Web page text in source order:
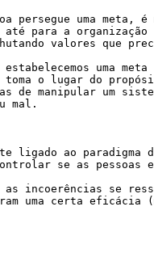
persegue uma meta,
para a organização
valores que
uma
o lugar do
de manipular um
mal.
ligado ao paradigma
se as pessoas
as incoerências se
uma certa